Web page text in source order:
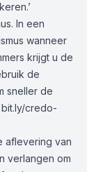
In een
wanneer
krijgt u de
de
sneller de
bit.ly/credo-
aflevering van
verlangen om